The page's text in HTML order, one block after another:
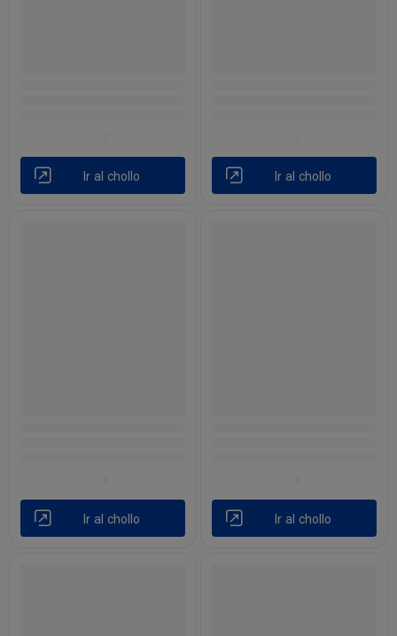
Ir al chollo Ir al chollo
Ir al chollo Ir al chollo